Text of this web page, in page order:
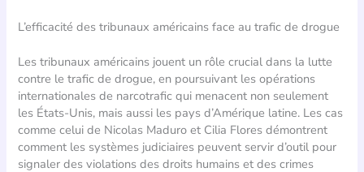
L’efficacité des tribunaux américains face au trafic de drogue
Les tribunaux américains jouent un rôle crucial dans la lutte
contre le trafic de drogue, en poursuivant les opérations
internationales de narcotrafic qui menacent non seulement
les États-Unis, mais aussi les pays d’Amérique latine. Les cas
comme celui de Nicolas Maduro et Cilia Flores démontrent
comment les systèmes judiciaires peuvent servir d’outil pour
signaler des violations des droits humains et des crimes